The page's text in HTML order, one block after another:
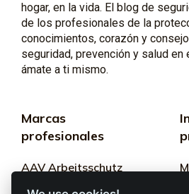
hogar, en la vida. El blog de
de los profesionales de la
conocimientos, corazón y
seguridad, prevención y salud en
ámate a ti mismo.
Marcas
profesionales
AAV Arbeitsschutz